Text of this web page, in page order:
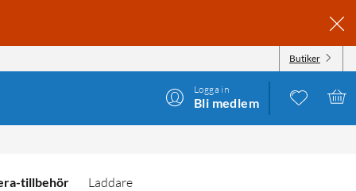
Butiker
Logga in
Bli medlem
tillbehör
Laddare